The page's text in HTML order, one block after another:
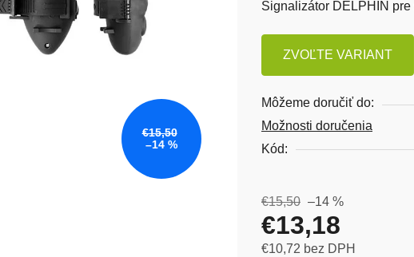
Signalizátor DELPHIN
ZVOĽTE VARIANT
Môžeme doručiť do:
Možnosti doručenia
Kód:
€15,50 –14 %
€13,18
€10,72 bez DPH
€15,50
–14 %